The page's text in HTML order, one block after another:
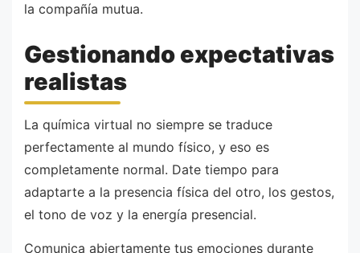
la compañía mutua.
Gestionando expectativas
realistas
La química virtual no siempre se traduce
perfectamente al mundo físico, y eso es
completamente normal. Date tiempo para
adaptarte a la presencia física del otro, los gestos,
el tono de voz y la energía presencial.
Comunica abiertamente tus emociones durante